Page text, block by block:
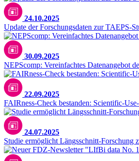
24.10.2025
Update der Forschungsdaten zur TAEPS-
30.09.2025
NEPScomp: Vereinfachtes Datenangebot
22.09.2025
FAIRness-Check bestanden: Scientific-
24.07.2025
Studie ermöglicht Längsschnitt-Forschung